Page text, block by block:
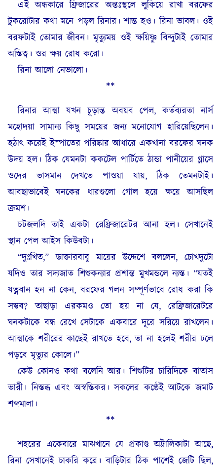
এই অন্ধকারে ফ্রিজারের অন্তঃস্থলে লুকিয়ে রাখা বরফের
টুকরোটার কথা মনে পড়ল রিনার। শান্ত হও। রিনা ভাবল। ওই
বরফটাই তোমার জীবন। মৃত্যুময় ওই ক্ষয়িষ্ণু বিন্দুটাই তোমার
অস্তিত্ব। ওর ক্ষয় রোধ করো।
রিনা আলো নেভালো।
**
রিনার আত্মা যখন চূড়ান্ত অবয়ব পেল, কর্তব্যরতা নার্স
মহোদয়া সামান্য কিছু সময়ের জন্য মনোযোগ হারিয়েছিলেন।
হঠাৎ করেই ইস্পাতের পরিষ্কার আধারে একখানা বরফের ঘনক
উদয় হল। ঠিক যেমনটা ককটেল পার্টিতে ঠান্ডা পানীয়ের গ্লাসে
ওদের ভাসমান দেখতে পাওয়া যায়, ঠিক তেমনটাই।
আবছাভাবেই ঘনকের ধারগুলো গোল হয়ে ক্ষয়ে আসছিল
ক্রমশ।
চটজলদি তাই একটা রেফ্রিজারেটর আনা হল। সেখানেই
স্থান পেল আইস কিউবটা।
“দুঃখিত,” ডাক্তারবাবু মায়ের উদ্দেশে বললেন, চোখদুটো
যদিও তার সদ্যজাত শিশুকন্যার প্রশান্ত মুখমন্ডলে ন্যস্ত। “যতই
যত্নবান হন না কেন, বরফের গলন সম্পূর্ণভাবে রোধ করা কি
সম্ভব? তাছাড়া এরকমও তো হয় না যে, রেফ্রিজারেটরে
ঘনকটাকে বন্ধ রেখে সেটাকে একবারে দূরে সরিয়ে রাখলেন।
আত্মাকে শরীরের কাছেই রাখতে হবে, তা না হলেই শরীর ঢলে
পড়বে মৃত্যুর কোলে।”
কেউ কোনও কথা বলেনি আর। শিশুটির চারিদিকে বাতাস
ভারী। নিস্তব্ধ এবং অস্বস্তিকর। সকলের কণ্ঠেই আটকে জমাট
শব্দমালা।
**
শহরের একেবারে মাঝখানে যে প্রকাণ্ড অট্টালিকাটা আছে,
রিনা সেখানেই চাকরি করে। বাড়িটার ঠিক পাশেই জেটি ছিল,